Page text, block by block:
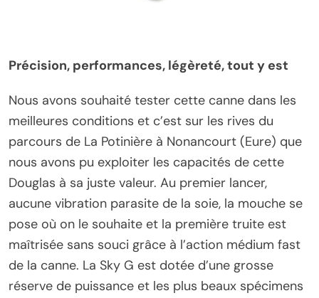
Précision, performances, légèreté, tout y est
Nous avons souhaité tester cette canne dans les
meilleures conditions et c’est sur les rives du
parcours de La Potinière à Nonancourt (Eure) que
nous avons pu exploiter les capacités de cette
Douglas à sa juste valeur. Au premier lancer,
aucune vibration parasite de la soie, la mouche se
pose où on le souhaite et la première truite est
maîtrisée sans souci grâce à l’action médium fast
de la canne. La Sky G est dotée d’une grosse
réserve de puissance et les plus beaux spécimens